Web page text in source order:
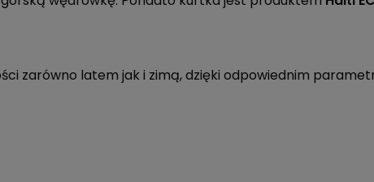
zarówno latem jak i zimą, dzięki odpowiednim